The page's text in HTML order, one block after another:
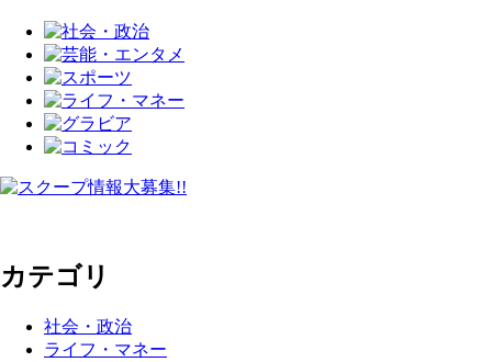
カテゴリ
社会・政治
ライフ・マネー